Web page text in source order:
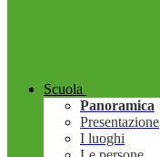
Scuola
Panoramica
Presentazione
I luoghi